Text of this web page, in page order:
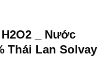
_ Nước
Thái Lan Solvay